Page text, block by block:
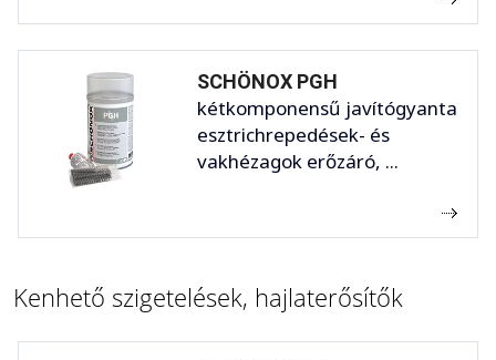
SCHÖNOX PGH
kétkomponensű javítógyanta
esztrichrepedések- és
vakhézagok erőzáró, ...
Kenhető szigetelések, hajlaterősítők